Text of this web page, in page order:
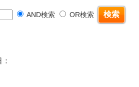
AND検索 OR検索